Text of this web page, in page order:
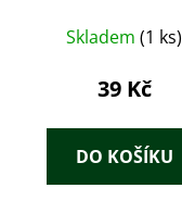
Skladem (1 ks)
39 Kč
DO KOŠÍKU